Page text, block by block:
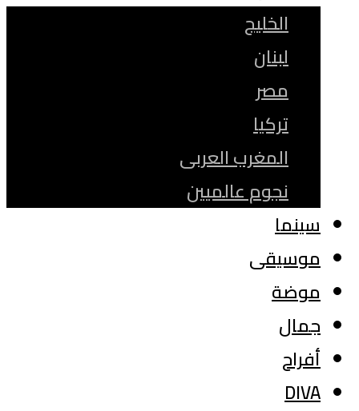
الخليج
لبنان
مصر
تركيا
المغرب العربى
نجوم عالميين
سينما
موسيقى
موضة
جمال
أفراح
DIVA